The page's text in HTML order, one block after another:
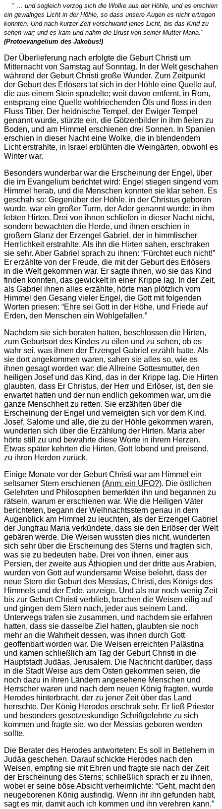
" … und sogleich verzog sich die Wolke aus der Höhle, und es erschien
ein gewaltiges Licht in der Höhle, so dass unsere Augen es nicht ertragen
konnten. Und nach kurzer Zeit verschwand jenes Licht, bis das Kind zu
sehen war; und es kam und nahm die Brust von seiner Mutter Maria."
(Protoevangelium des Jakobus!)
Der Überlieferung nach erfolgte die Geburt Christi um
Mitternacht von Samstag auf Sonntag. In der Welt geschahen
während der Geburt Christi große Wunder. Zum Zeitpunkt
der Geburt des Erlösers tat sich in der Höhle eine Quelle auf,
die aus einem Stein sprudelte; weit davon entfernt, in Rom,
entsprang eine Quelle wohlriechenden Öls und floss in den
Fluss Tiber. Der heidnische Tempel, der Ewiger Tempel
genannt wurde, stürzte ein, die Götzenbilder in ihm fielen zu
Boden, und am Himmel erschienen drei Sonnen. In Spanien
erschien in dieser Nacht eine Wolke, die in blendendem
Licht erstrahlte, in Israel erblühten die Weingärten, obwohl es
Winter war.
Besonders wunderbar war die Erscheinung der Engel, über
die im Evangelium berichtet wird: Engel stiegen singend vom
Himmel herab, und die Menschen konnten sie klar sehen. Es
geschah so: Gegenüber der Höhle, in der Christus geboren
wurde, war ein großer Turm, der Ader genannt wurde; in ihm
lebten Hirten. Drei von ihnen schliefen in dieser Nacht nicht,
sondern bewachten die Herde, und ihnen erschien in
großem Glanz der Erzengel Gabriel, der in himmlischer
Herrlichkeit erstrahlte. Als ihn die Hirten sahen, erschraken
sie sehr. Aber Gabriel sprach zu ihnen: “Fürchtet euch nicht!”
Er erzählte von der Freude, die mit der Geburt des Erlösers
in die Welt gekommen war. Er sagte ihnen, wo sie das Kind
finden konnten, das gewickelt in einer Krippe lag. In der Zeit,
als Gabriel ihnen alles erzählte, hörte man plötzlich vom
Himmel den Gesang vieler Engel, die Gott mit folgenden
Worten priesen: “Ehre sei Gott in der Höhe, und Friede auf
Erden, den Menschen ein Wohlgefallen.”
Nachdem sie sich beraten hatten, beschlossen die Hirten,
zum Geburtsort des Kindes zu eilen und zu sehen, ob es
wahr sei, was ihnen der Erzengel Gabriel erzählt hatte. Als
sie dort angekommen waren, sahen sie alles so, wie es
ihnen gesagt worden war: die Allreine Gottesmutter, den
heiligen Josef und das Kind, das in der Krippe lag. Die Hirten
glaubten, dass Er Christus, der Herr und Erlöser, ist, den sie
erwartet hatten und der nun endlich gekommen war, um die
ganze Menschheit zu retten. Sie erzählten über die
Erscheinung der Engel und verneigten sich vor dem Kind.
Josef, Salome und alle, die zu der Höhle gekommen waren,
wunderten sich über die Erzählung der Hirten. Maria aber
hörte still zu und bewahrte diese Worte in ihrem Herzen.
Etwas später kehrten die Hirten, Gott lobend und preisend,
zu ihren Herden zurück.
Einige Monate vor der Geburt Christi war am Himmel ein
seltsamer Stern erschienen (Anm: ein UFO?). Die östlichen
Gelehrten und Philosophen bemerkten ihn und begannen zu
rätseln, warum er erschienen war. Wie die Heiligen Väter
berichteten, begann der Weihnachtsstern genau in dem
Augenblick am Himmel zu leuchten, als der Erzengel Gabriel
der Jungfrau Maria verkündete, dass sie den Erlöser der Welt
gebären werde. Die Weisen wussten dies nicht, wunderten
sich sehr über die Erscheinung des Sterns und fragten sich,
was sie zu bedeuten habe. Drei von ihnen, einer aus
Persien, der zweite aus Äthiopien und der dritte aus Arabien,
wurden von Gott auf wundersame Weise belehrt, dass der
neue Stern die Geburt des Messias, Christi, des Königs des
Himmels und der Erde, anzeige. Und als nur noch wenig Zeit
bis zur Geburt Christi verblieb, brachen die Weisen eilig auf
und gingen dem Stern nach, jeder aus seinem Land.
Unterwegs trafen sie zusammen, und nachdem sie erfahren
hatten, dass sie dasselbe Ziel hatten, glaubten sie noch
mehr an die Wahrheit dessen, was ihnen durch Gott
geoffenbart worden war. Die Weisen erreichten Palästina
und kamen schließlich am Tag der Geburt Christi in die
Hauptstadt Judäas, Jerusalem. Die Nachricht darüber, dass
in die Stadt Weise aus dem Osten gekommen seien, die
noch dazu in ihren Ländern angesehene Menschen und
Herrscher waren und nach dem neuen König fragten, wurde
Herodes hinterbracht, der zu jener Zeit über das Land
herrschte. Der König Herodes erschrak sehr. Er ließ Priester
und besonders gesetzeskundige Schriftgelehrte zu sich
kommen und fragte sie, wo der Messias geboren werden
sollte.
Die Berater des Herodes antworteten: Es soll in Betlehem in
Judäa geschehen. Darauf schickte Herodes nach den
Weisen, empfing sie mit Ehren und fragte sie nach der Zeit
der Erscheinung des Sterns; schließlich sprach er zu ihnen,
wobei er seine böse Absicht verheimlichte: “Geht, macht den
neugeborenen König ausfindig. Wenn ihr ihn gefunden habt,
sagt es mir, damit auch ich kommen und ihn verehren kann.”